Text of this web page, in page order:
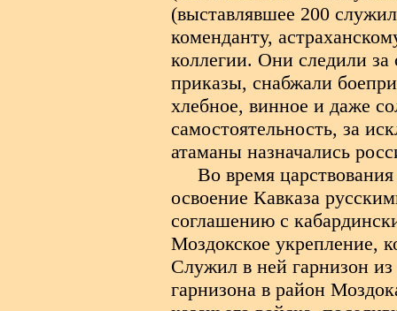
(выставлявшее 200
коменданту,
коллегии. Они следили
приказы, снабжали
хлебное, винное и даже
самостоятельность, за
атаманы назначались
Во время
освоение Кавказа
соглашению с
Моздокское укрепление,
Служил в ней гарнизон из
гарнизона в район